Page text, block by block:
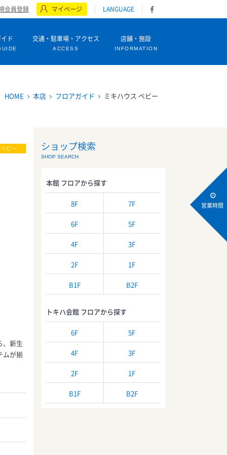
会員登録 マイページ LANGUAGE
ド 交通・駐車場・アクセス
ACCESS
店舗・施設
INFORMATION
営業時間
HOME 本店 フロアガイド ミキハウス ベビー
ビー
、新生
ムが揃
ショップ検索
SHOP SEARCH
本館 フロアから探す
8F 7F
6F 5F
4F 3F
2F 1F
B1F B2F
トキハ会館 フロアから探す
6F 5F
4F 3F
2F 1F
B1F B2F